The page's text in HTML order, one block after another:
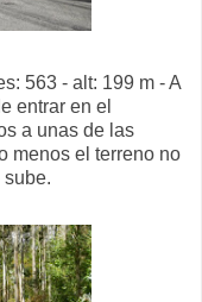
563 - alt: 199 m - A
entrar en el
a unas de las
menos el terreno no
sube.